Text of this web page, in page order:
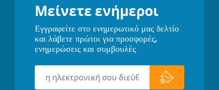
Μείνετε ενήμεροι
Εγγραφείτε στο ενημερωτικό μας δελτίο
και λάβετε πρώτοι για προσφορές,
ενημερώσεις και συμβουλές